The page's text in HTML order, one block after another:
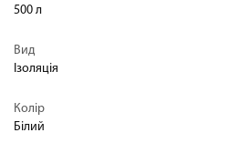
500 л
Вид
Ізоляція
Колір
Білий